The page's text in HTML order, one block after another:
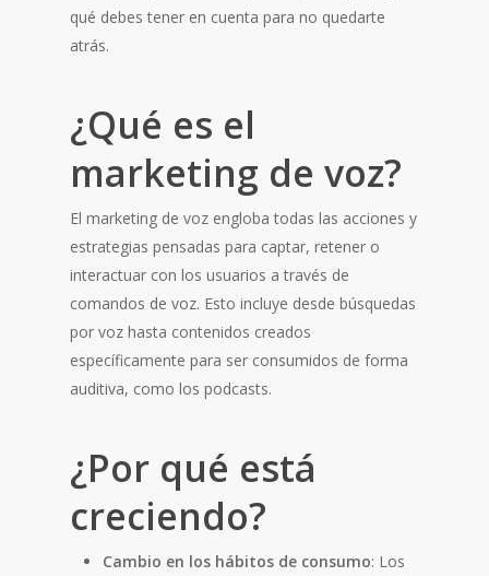
qué debes tener en cuenta para no quedarte
atrás.
¿Qué es el
marketing de voz?
El marketing de voz engloba todas las acciones y
estrategias pensadas para captar, retener o
interactuar con los usuarios a través de
comandos de voz. Esto incluye desde búsquedas
por voz hasta contenidos creados
específicamente para ser consumidos de forma
auditiva, como los podcasts.
¿Por qué está
creciendo?
Cambio en los hábitos de consumo: Los